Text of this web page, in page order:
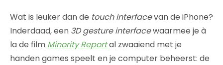
Wat is leuker dan de touch interfacevan de iPhone?
Inderdaad, een 3D gesture interfacewaarmee je à
la de film Minority Reportal zwaaiend met je
handen games speelt en je computer beheerst: de